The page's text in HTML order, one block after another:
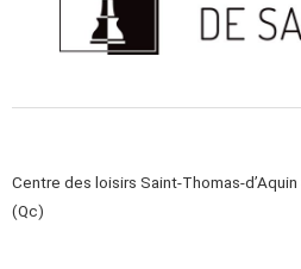
Centre des loisirs Saint-Thomas-
(Qc)